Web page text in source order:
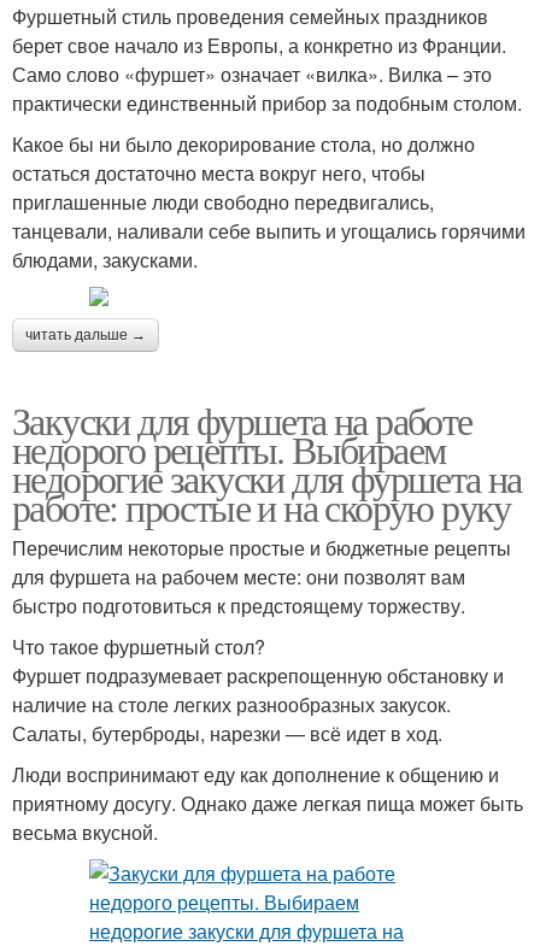
Фуршетный стиль проведения семейных праздников
берет свое начало из Европы, а конкретно из Франции.
Само слово «фуршет» означает «вилка». Вилка – это
практически единственный прибор за подобным столом.
Какое бы ни было декорирование стола, но должно
остаться достаточно места вокруг него, чтобы
приглашенные люди свободно передвигались,
танцевали, наливали себе выпить и угощались горячими
блюдами, закусками.
читать дальше →
Закуски для фуршета на работе
недорого рецепты. Выбираем
недорогие закуски для фуршета на
работе: простые и на скорую руку
Перечислим некоторые простые и бюджетные рецепты
для фуршета на рабочем месте: они позволят вам
быстро подготовиться к предстоящему торжеству.
Что такое фуршетный стол?
Фуршет подразумевает раскрепощенную обстановку и
наличие на столе легких разнообразных закусок.
Салаты, бутерброды, нарезки — всё идет в ход.
Люди воспринимают еду как дополнение к общению и
приятному досугу. Однако даже легкая пища может быть
весьма вкусной.